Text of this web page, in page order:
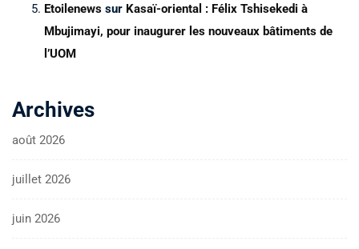
Etoilenews sur Kasaï-oriental : Félix Tshisekedi à
Mbujimayi, pour inaugurer les nouveaux bâtiments de
l’UOM
Archives
août 2026
juillet 2026
juin 2026